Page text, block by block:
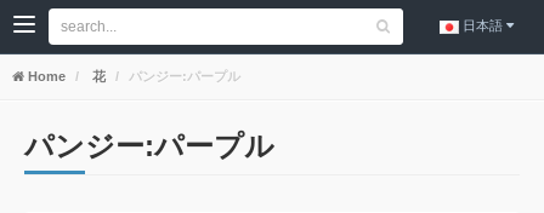
日本語
Home 花 パンジー:パープル
パンジー:パープル